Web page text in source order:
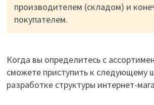
производителем (складом) и
покупателем.
Когда вы определитесь с
сможете приступить к следующему
разработке структуры интернет-